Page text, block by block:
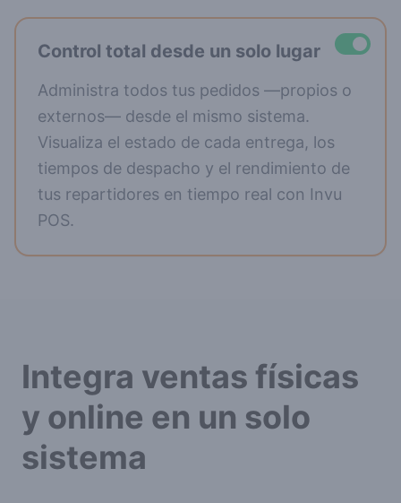
Control total desde un solo lugar
Administra todos tus pedidos —propios o
externos— desde el mismo sistema.
Visualiza el estado de cada entrega, los
tiempos de despacho y el rendimiento de
tus repartidores en tiempo real con Invu
POS.
Integra ventas físicas
y online en un solo
sistema